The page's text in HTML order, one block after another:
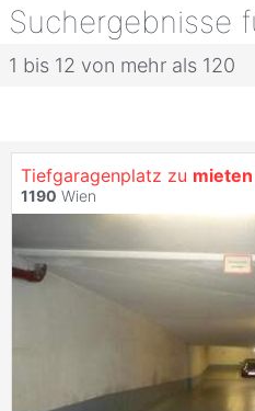
Suchergebnisse
1 bis 12 von mehr als 120
Tiefgaragenplatz zu mieten
1190 Wien